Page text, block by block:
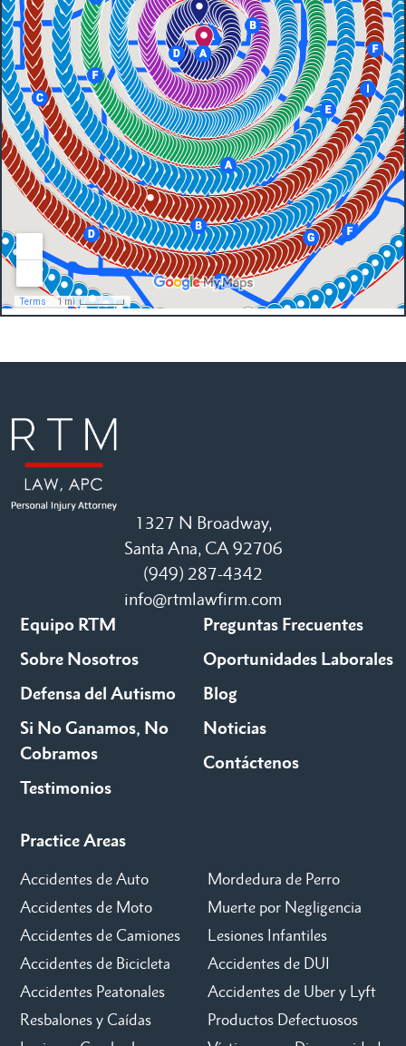
1327 N Broadway,
Santa Ana, CA 92706
(949) 287-4342
info@rtmlawfirm.com
Equipo RTM
Sobre Nosotros
Defensa del Autismo
Si No Ganamos, No
Cobramos
Testimonios
Preguntas Frecuentes
Oportunidades Laborales
Blog
Noticias
Contáctenos
Practice Areas
Accidentes de Auto
Accidentes de Moto
Accidentes de Camiones
Accidentes de Bicicleta
Accidentes Peatonales
Resbalones y Caídas
Mordedura de Perro
Muerte por Negligencia
Lesiones Infantiles
Accidentes de DUI
Accidentes de Uber y Lyft
Productos Defectuosos